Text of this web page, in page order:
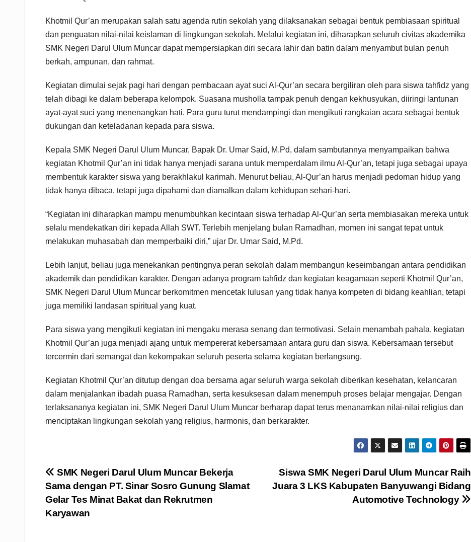
Khotmil Qur’an merupakan salah satu agenda rutin sekolah yang dilaksanakan sebagai bentuk pembiasaan spiritual
dan penguatan nilai-nilai keislaman di lingkungan sekolah. Melalui kegiatan ini, diharapkan seluruh civitas akademika
SMK Negeri Darul Ulum Muncar dapat mempersiapkan diri secara lahir dan batin dalam menyambut bulan penuh
berkah, ampunan, dan rahmat.
Kegiatan dimulai sejak pagi hari dengan pembacaan ayat suci Al-Qur’an secara bergiliran oleh para siswa tahfidz yang
telah dibagi ke dalam beberapa kelompok. Suasana musholla tampak penuh dengan kekhusyukan, diiringi lantunan
ayat-ayat suci yang menenangkan hati. Para guru turut mendampingi dan mengikuti rangkaian acara sebagai bentuk
dukungan dan keteladanan kepada para siswa.
Kepala SMK Negeri Darul Ulum Muncar, Bapak Dr. Umar Said, M.Pd, dalam sambutannya menyampaikan bahwa
kegiatan Khotmil Qur’an ini tidak hanya menjadi sarana untuk memperdalam ilmu Al-Qur’an, tetapi juga sebagai upaya
membentuk karakter siswa yang berakhlakul karimah. Menurut beliau, Al-Qur’an harus menjadi pedoman hidup yang
tidak hanya dibaca, tetapi juga dipahami dan diamalkan dalam kehidupan sehari-hari.
“Kegiatan ini diharapkan mampu menumbuhkan kecintaan siswa terhadap Al-Qur’an serta membiasakan mereka untuk
selalu mendekatkan diri kepada Allah SWT. Terlebih menjelang bulan Ramadhan, momen ini sangat tepat untuk
melakukan muhasabah dan memperbaiki diri,” ujar Dr. Umar Said, M.Pd.
Lebih lanjut, beliau juga menekankan pentingnya peran sekolah dalam membangun keseimbangan antara pendidikan
akademik dan pendidikan karakter. Dengan adanya program tahfidz dan kegiatan keagamaan seperti Khotmil Qur’an,
SMK Negeri Darul Ulum Muncar berkomitmen mencetak lulusan yang tidak hanya kompeten di bidang keahlian, tetapi
juga memiliki landasan spiritual yang kuat.
Para siswa yang mengikuti kegiatan ini mengaku merasa senang dan termotivasi. Selain menambah pahala, kegiatan
Khotmil Qur’an juga menjadi ajang untuk mempererat kebersamaan antara guru dan siswa. Kebersamaan tersebut
tercermin dari semangat dan kekompakan seluruh peserta selama kegiatan berlangsung.
Kegiatan Khotmil Qur’an ditutup dengan doa bersama agar seluruh warga sekolah diberikan kesehatan, kelancaran
dalam menjalankan ibadah puasa Ramadhan, serta kesuksesan dalam menempuh proses belajar mengajar. Dengan
terlaksananya kegiatan ini, SMK Negeri Darul Ulum Muncar berharap dapat terus menanamkan nilai-nilai religius dan
menciptakan lingkungan sekolah yang religius, harmonis, dan berkarakter.
Navigasi
pos
Siswa SMK Negeri Darul Ulum Muncar Raih
Juara 3 LKS Kabupaten Banyuwangi Bidang
Automotive Technology
SMK Negeri Darul Ulum Muncar Bekerja
Sama dengan PT. Sinar Sosro Gunung Slamat
Gelar Tes Minat Bakat dan Rekrutmen
Karyawan